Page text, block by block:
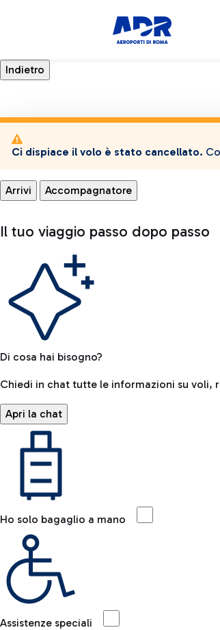
Ci dispiace il volo è stato cancellato.
Arrivi Accompagnatore
Il tuo viaggio passo dopo passo
Di cosa hai bisogno?
Chiedi in chat tutte le informazioni su voli,
Apri la chat
Ho solo bagaglio a mano
Assistenze speciali